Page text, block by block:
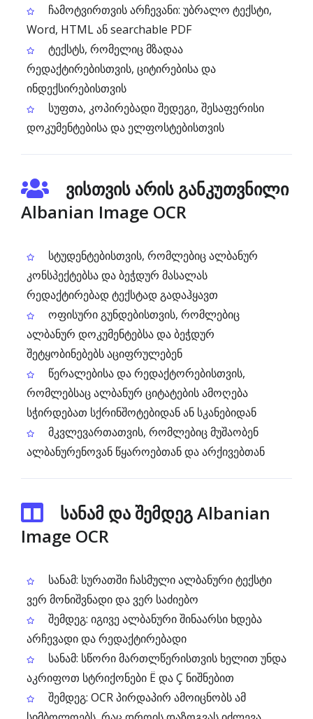
ჩამოტვირთვის არჩევანი: უბრალო ტექსტი,
Word, HTML ან searchable PDF
ტექსტს, რომელიც მზადაა
რედაქტირებისთვის, ციტირებისა და
ინდექსირებისთვის
სუფთა, კოპირებადი შედეგი, შესაფერისი
დოკუმენტებისა და ელფოსტებისთვის
ვისთვის არის განკუთვნილი
Albanian Image OCR
სტუდენტებისთვის, რომლებიც ალბანურ
კონსპექტებსა და ბეჭდურ მასალას
რედაქტირებად ტექსტად გადაჰყავთ
ოფისური გუნდებისთვის, რომლებიც
ალბანურ დოკუმენტებსა და ბეჭდურ
შეტყობინებებს აციფრულებენ
წერალებისა და რედაქტორებისთვის,
რომლებსაც ალბანურ ციტატების ამოღება
სჭირდებათ სქრინშოტებიდან ან სკანებიდან
მკვლევართათვის, რომლებიც მუშაობენ
ალბანურენოვან წყაროებთან და არქივებთან
სანამ და შემდეგ Albanian
Image OCR
სანამ: სურათში ჩასმული ალბანური ტექსტი
ვერ მონიშვნადი და ვერ საძიებო
შემდეგ: იგივე ალბანური შინაარსი ხდება
არჩევადი და რედაქტირებადი
სანამ: სწორი მართლწერისთვის ხელით უნდა
აკრიფოთ სტრიქონები Ë და Ç ნიშნებით
შემდეგ: OCR პირდაპირ ამოიცნობს ამ